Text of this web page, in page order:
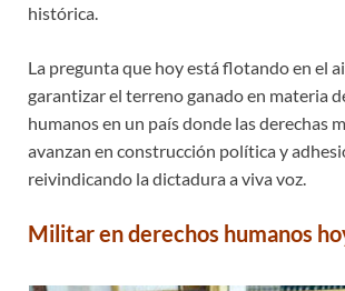
histórica.
La pregunta que hoy está flotando en el
garantizar el terreno ganado en materia
humanos en un país donde las derechas
avanzan en construcción política y
reivindicando la dictadura a viva voz.
Militar en derechos humanos